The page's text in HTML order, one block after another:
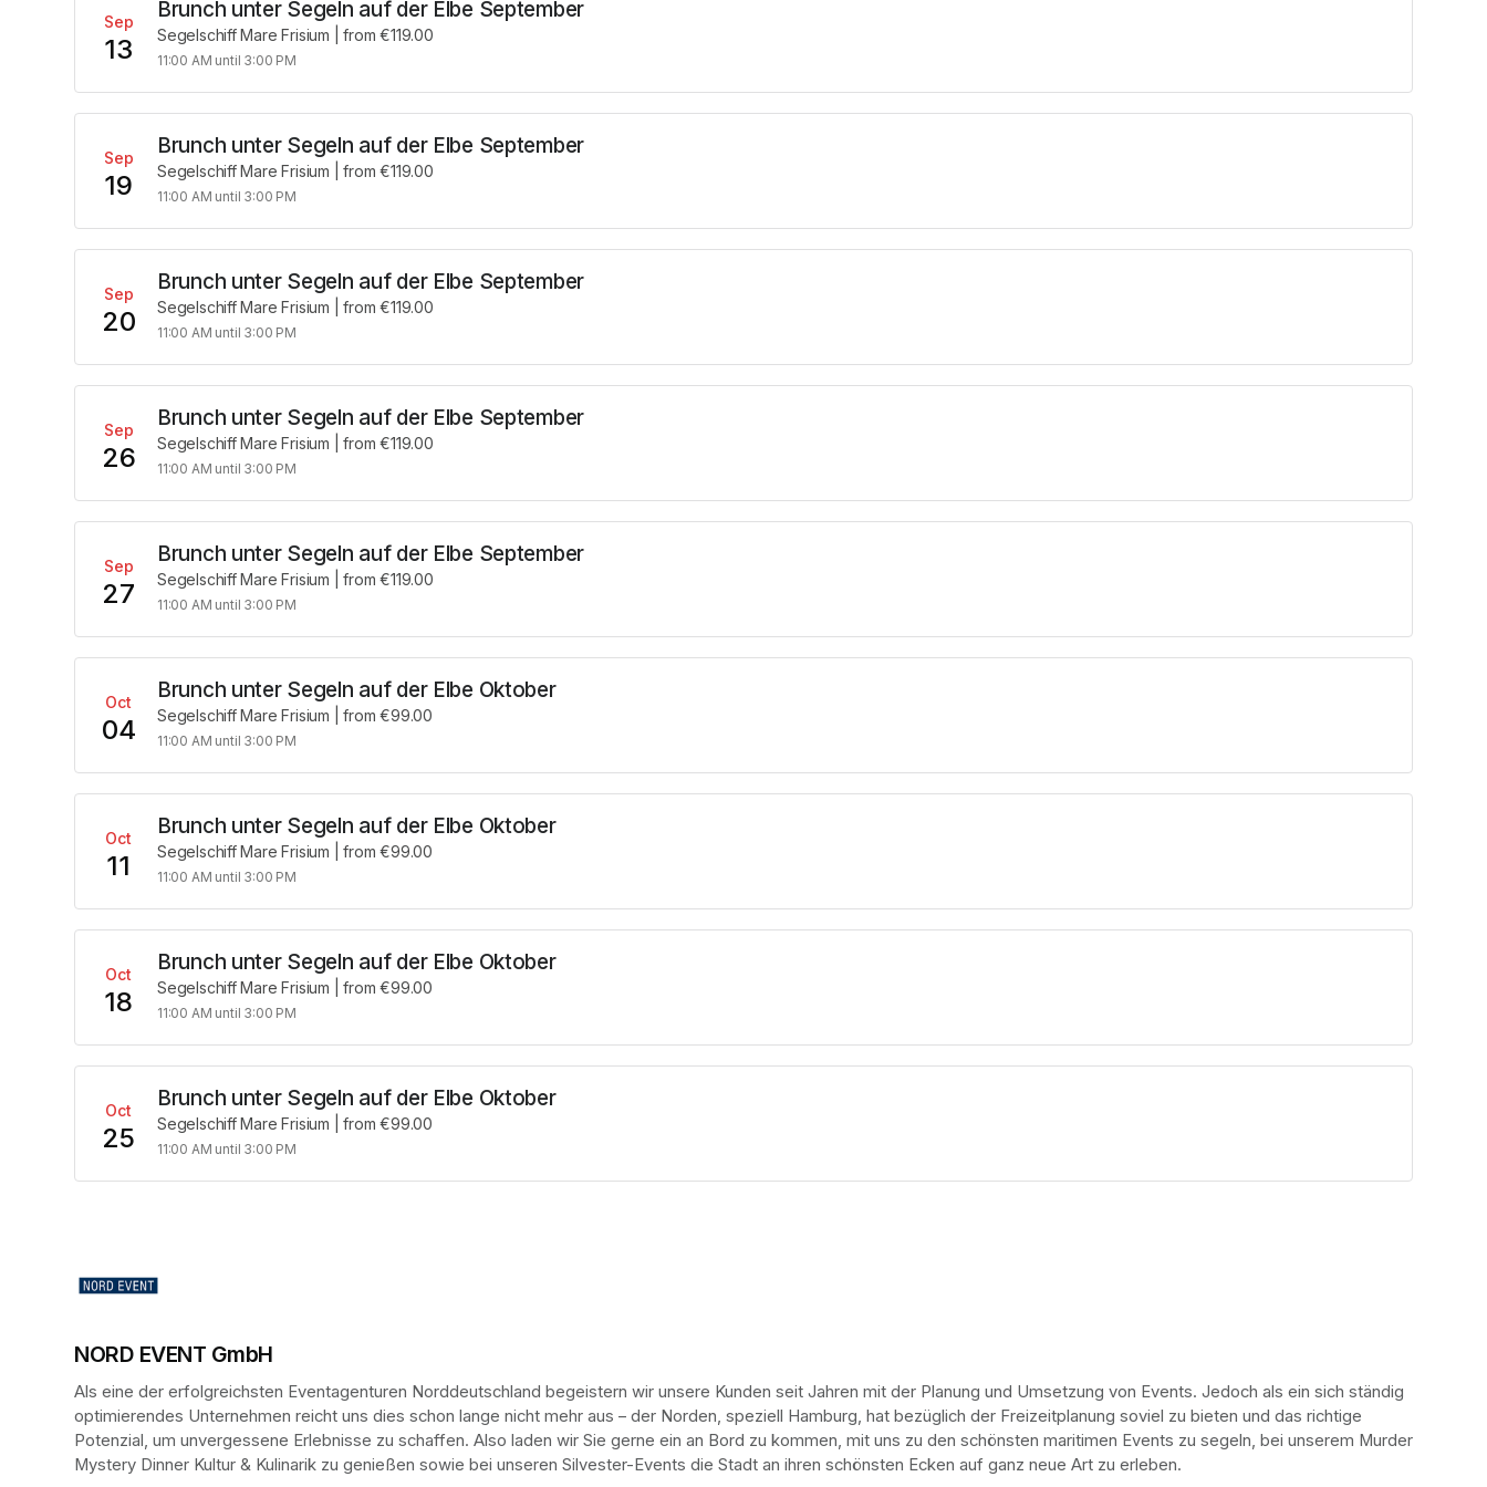
Sep
13
Brunch unter Segeln auf der Elbe September
Segelschiff Mare Frisium from €119.00
11:00 AM until 3:00 PM
Sep
19
Brunch unter Segeln auf der Elbe September
Segelschiff Mare Frisium from €119.00
11:00 AM until 3:00 PM
Sep
20
Brunch unter Segeln auf der Elbe September
Segelschiff Mare Frisium from €119.00
11:00 AM until 3:00 PM
Sep
26
Brunch unter Segeln auf der Elbe September
Segelschiff Mare Frisium from €119.00
11:00 AM until 3:00 PM
Sep
27
Brunch unter Segeln auf der Elbe September
Segelschiff Mare Frisium from €119.00
11:00 AM until 3:00 PM
Oct
04
Brunch unter Segeln auf der Elbe Oktober
Segelschiff Mare Frisium from €99.00
11:00 AM until 3:00 PM
Oct
11
Brunch unter Segeln auf der Elbe Oktober
Segelschiff Mare Frisium from €99.00
11:00 AM until 3:00 PM
Oct
18
Brunch unter Segeln auf der Elbe Oktober
Segelschiff Mare Frisium from €99.00
11:00 AM until 3:00 PM
Oct
25
Brunch unter Segeln auf der Elbe Oktober
Segelschiff Mare Frisium from €99.00
11:00 AM until 3:00 PM
NORD EVENT GmbH
Als eine der erfolgreichsten Eventagenturen Norddeutschland begeistern wir unsere Kunden seit Jahren mit der Planung und Umsetzung von Events. Jedoch als ein sich ständig
optimierendes Unternehmen reicht uns dies schon lange nicht mehr aus – der Norden, speziell Hamburg, hat bezüglich der Freizeitplanung soviel zu bieten und das richtige
Potenzial, um unvergessene Erlebnisse zu schaffen. Also laden wir Sie gerne ein an Bord zu kommen, mit uns zu den schönsten maritimen Events zu segeln, bei unserem Murder
Mystery Dinner Kultur & Kulinarik zu genießen sowie bei unseren Silvester-Events die Stadt an ihren schönsten Ecken auf ganz neue Art zu erleben.